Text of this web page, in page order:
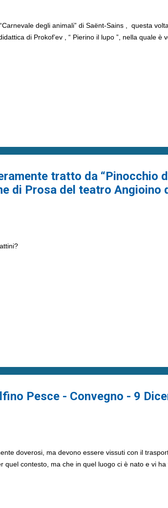
degli animali” di Saënt-Sains , questa
di Prokof’ev , “ Pierino il lupo ”, nella quale è
tratto da “Pinocchio
di Prosa del teatro Angioino
Pesce - Convegno - 9
doverosi, ma devono essere vissuti con il
contesto, ma che in quel luogo ci è nato e vi ha